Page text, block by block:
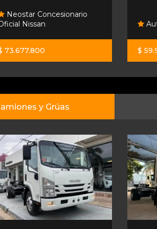
Neostar Concesionario
Nissan
73.677.800 $
y Grúas